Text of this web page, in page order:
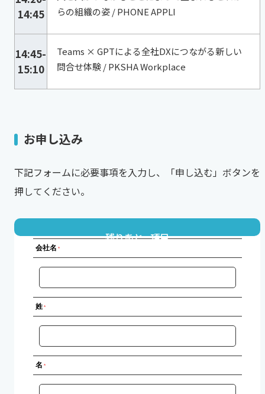
14:45
らの組織の姿 / PHONE APPLI
14:45-
15:10
Teams × GPTによる全社DXにつながる新しい
問合せ体験 / PKSHA Workplace
お申し込み
下記フォームに必要事項を入力し、「申し込む」ボタンを
押してください。
残りあと 項目